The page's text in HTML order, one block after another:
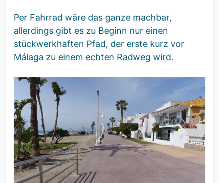
Per Fahrrad wäre das ganze machbar,
allerdings gibt es zu Beginn nur einen
stückwerkhaften Pfad, der erste kurz vor
Málaga zu einem echten Radweg wird.